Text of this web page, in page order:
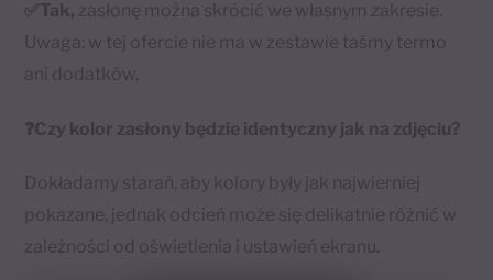
✅Tak, zasłonę można skrócić we własnym zakresie.
Uwaga: w tej ofercie nie ma w zestawie taśmy termo
ani dodatków.
❓Czy kolor zasłony będzie identyczny jak na zdjęciu?
Dokładamy starań, aby kolory były jak najwierniej
pokazane, jednak odcień może się delikatnie różnić w
zależności od oświetlenia i ustawień ekranu.